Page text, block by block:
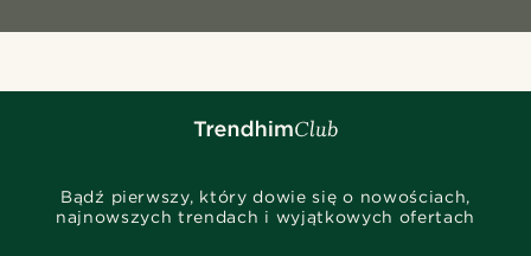
Bądź pierwszy, który dowie się o nowościach,
najnowszych trendach i wyjątkowych ofertach